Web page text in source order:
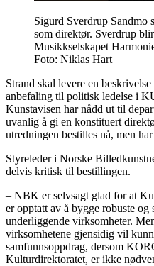
Sigurd Sverdrup Sandmo
som direktør. Sverdrup
Musikkselskapet
Foto: Niklas Hart
Strand skal levere en
anbefaling til politisk ledelse i
Kunstavisen har nådd ut til
uvanlig å gi en konstituert
utredningen bestilles nå, men
Styreleder i Norske
delvis kritisk til bestillingen.
– NBK er selvsagt glad for at
er opptatt av å bygge robuste
underliggende virksomheter.
virksomhetene gjensidig vil
samfunnsoppdrag, dersom
Kulturdirektoratet, er ikke